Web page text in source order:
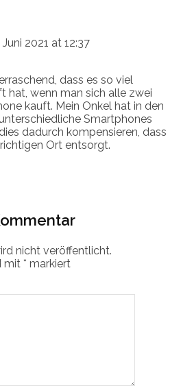
Juni 2021 at 12:37
dass es so viel
hat, wenn man sich alle zwei
kauft. Mein Onkel hat in den
Smartphones
dadurch kompensieren, dass
Ort entsorgt.
nicht veröffentlicht.
mit * markiert